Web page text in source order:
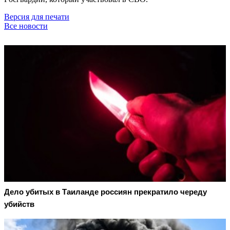
Версия для печати
Все новости
Дело убитых в Таиланде россиян прекратило череду
убийств